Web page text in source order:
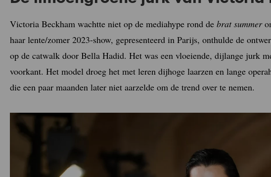
Victoria Beckham wachtte niet op de mediahype rond de brat summer
haar lente/zomer 2023-show, gepresenteerd in Parijs, onthulde de
op de catwalk door Bella Hadid. Het was een vloeiende, dijlange jurk
voorkant. Het model droeg het met leren dijhoge laarzen en lange
die een paar maanden later niet aarzelde om de trend over te nemen.